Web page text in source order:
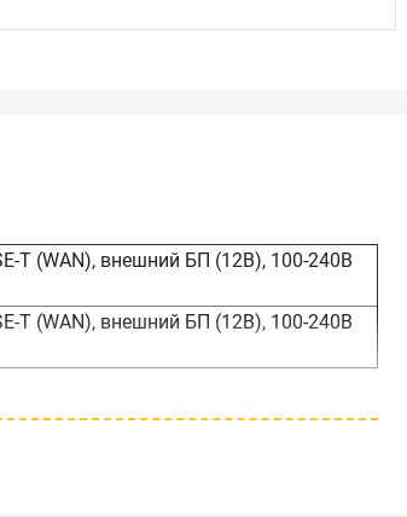
T (WAN), внешний БП (12В), 100-240В
T (WAN), внешний БП (12В), 100-240В
через IP-сети. Поддерживает